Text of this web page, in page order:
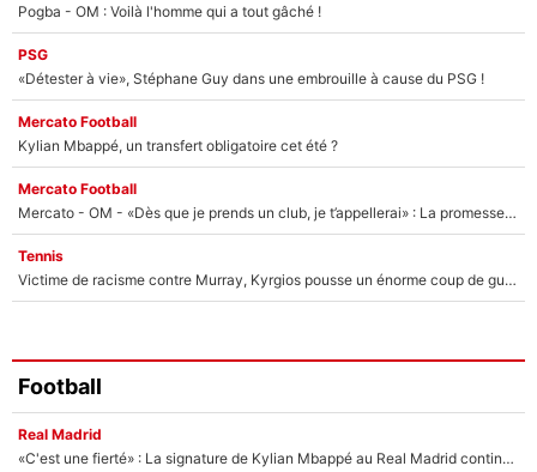
Pogba - OM : Voilà l'homme qui a tout gâché !
PSG
«Détester à vie», Stéphane Guy dans une embrouille à cause du PSG !
Mercato Football
Kylian Mbappé, un transfert obligatoire cet été ?
Mercato Football
Mercato - OM - «Dès que je prends un club, je t’appellerai» : La promesse de Marcelino au moment de claquer la porte
Tennis
Victime de racisme contre Murray, Kyrgios pousse un énorme coup de gueule !
Football
Real Madrid
«C'est une fierté» : La signature de Kylian Mbappé au Real Madrid continue de régaler l'Espagne